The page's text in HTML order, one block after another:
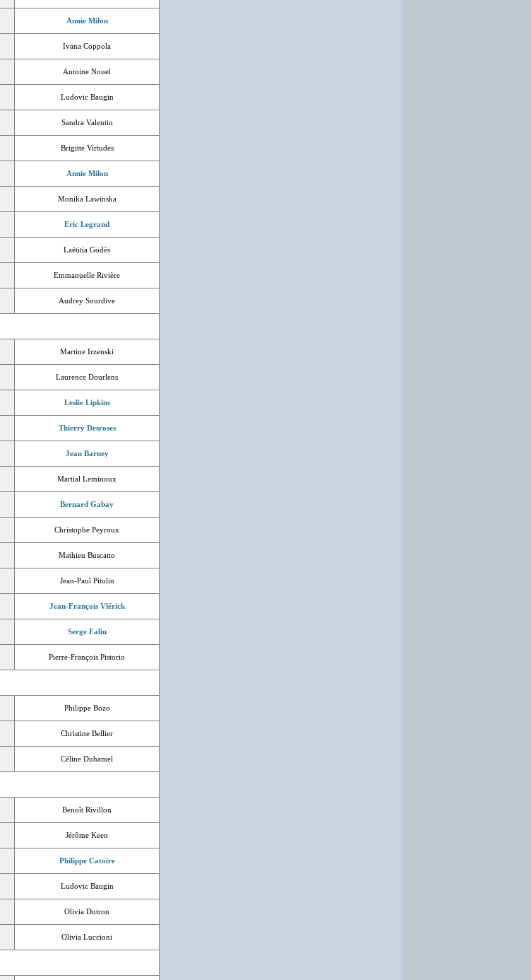
Annie Milon
Ivana Coppola
Antoine Nouel
Ludovic Baugin
Sandra Valentin
Brigitte Virtudes
Annie Milon
Monika Lawinska
Eric Legrand
Laëtitia Godès
Emmanuelle Rivière
Audrey Sourdive
Martine Irzenski
Laurence Dourlens
Leslie Lipkins
Thierry Desroses
Jean Barney
Martial Leminoux
Bernard Gabay
Christophe Peyroux
Mathieu Buscatto
Jean-Paul Pitolin
Jean-François Vlérick
Serge Faliu
Pierre-François Pistorio
Philippe Bozo
Christine Bellier
Céline Duhamel
Benoît Rivillon
Jérôme Keen
Philippe Catoire
Ludovic Baugin
Olivia Dutron
Olivia Luccioni